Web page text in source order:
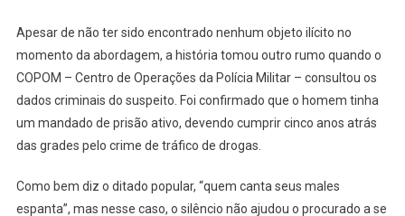
Apesar de não ter sido encontrado nenhum objeto ilícito no
momento da abordagem, a história tomou outro rumo quando o
COPOM – Centro de Operações da Polícia Militar – consultou os
dados criminais do suspeito. Foi confirmado que o homem tinha
um mandado de prisão ativo, devendo cumprir cinco anos atrás
das grades pelo crime de tráfico de drogas.
Como bem diz o ditado popular, “quem canta seus males
espanta”, mas nesse caso, o silêncio não ajudou o procurado a se